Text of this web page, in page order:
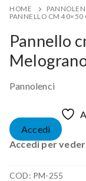
HOME
PANNELLO CM 40×50
Pannello
Pannolenci
Accedi
Accedi per
COD: PM-255